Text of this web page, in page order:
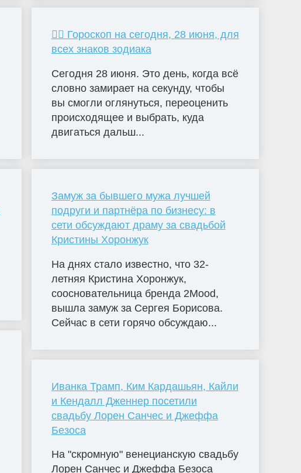
🧙‍♀ Гороскоп на сегодня, 28 июня, для
всех знаков зодиака
Сегодня 28 июня. Это день, когда всё
словно замирает на секунду, чтобы
вы смогли оглянуться, переоценить
происходящее и выбрать, куда
двигаться дальш...
Замуж за бывшего мужа лучшей
подруги и партнёра по бизнесу: в
сети обсуждают драму за свадьбой
Кристины Хоронжук
На днях стало известно, что 32-
летняя Кристина Хоронжук,
соосновательница бренда 2Mood,
вышла замуж за Сергея Борисова.
Сейчас в сети горячо обсуждаю...
Иванка Трамп, Ким Кардашьян, Кайли
и Кендалл Дженнер посетили
свадьбу Лорен Санчес и Джеффа
Безоса
На "скромную" венецианскую свадьбу
Лорен Санчес и Джеффа Безоса